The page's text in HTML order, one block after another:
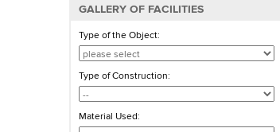
GALLERY OF FACILITIES
Type of the Object:
Type of Construction:
Material Used: